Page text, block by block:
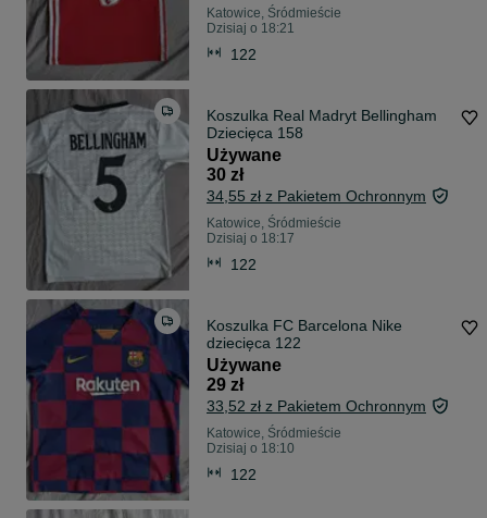
Katowice, Śródmieście
Dzisiaj o 18:21
122
Koszulka Real Madryt Bellingham
Dziecięca 158
Używane
30 zł
34,55 zł z Pakietem Ochronnym
Katowice, Śródmieście
Dzisiaj o 18:17
122
Koszulka FC Barcelona Nike
dziecięca 122
Używane
29 zł
33,52 zł z Pakietem Ochronnym
Katowice, Śródmieście
Dzisiaj o 18:10
122